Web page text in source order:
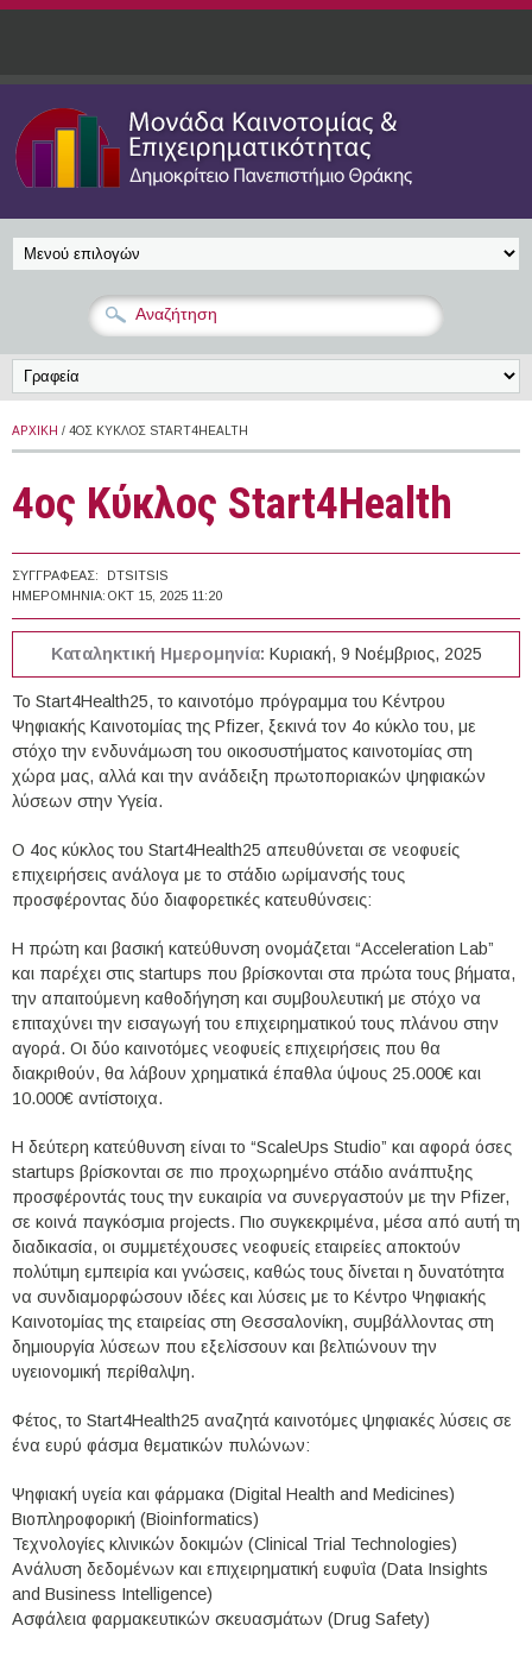
Παράκαμψη προς το κυρίως περιεχόμενο
ΑΡΧΙΚΉ / 4ΟΣ ΚΎΚΛΟΣ START4HEALTH
4ος Κύκλος Start4Health
ΣΥΓΓΡΑΦΈΑΣ:
DTSITSIS
ΗΜΕΡΟΜΗΝΊΑ: ΟΚΤ 15, 2025 11:20
Καταληκτική Ημερομηνία: Κυριακή, 9 Νοέμβριος, 2025
Το Start4Health25, το καινοτόμο πρόγραμμα του Κέντρου
Ψηφιακής Καινοτομίας της Pfizer, ξεκινά τον 4ο κύκλο του, με
στόχο την ενδυνάμωση του οικοσυστήματος καινοτομίας στη
χώρα μας, αλλά και την ανάδειξη πρωτοποριακών ψηφιακών
λύσεων στην Υγεία.
Ο 4ος κύκλος του Start4Health25 απευθύνεται σε νεοφυείς
επιχειρήσεις ανάλογα με το στάδιο ωρίμανσής τους
προσφέροντας δύο διαφορετικές κατευθύνσεις:
Η πρώτη και βασική κατεύθυνση ονομάζεται “Acceleration Lab”
και παρέχει στις startups που βρίσκονται στα πρώτα τους βήματα,
την απαιτούμενη καθοδήγηση και συμβουλευτική με στόχο να
επιταχύνει την εισαγωγή του επιχειρηματικού τους πλάνου στην
αγορά. Οι δύο καινοτόμες νεοφυείς επιχειρήσεις που θα
διακριθούν, θα λάβουν χρηματικά έπαθλα ύψους 25.000€ και
10.000€ αντίστοιχα.
Η δεύτερη κατεύθυνση είναι το “ScaleUps Studio” και αφορά όσες
startups βρίσκονται σε πιο προχωρημένο στάδιο ανάπτυξης
προσφέροντάς τους την ευκαιρία να συνεργαστούν με την Pfizer,
σε κοινά παγκόσμια projects. Πιο συγκεκριμένα, μέσα από αυτή τη
διαδικασία, οι συμμετέχουσες νεοφυείς εταιρείες αποκτούν
πολύτιμη εμπειρία και γνώσεις, καθώς τους δίνεται η δυνατότητα
να συνδιαμορφώσουν ιδέες και λύσεις με το Κέντρο Ψηφιακής
Καινοτομίας της εταιρείας στη Θεσσαλονίκη, συμβάλλοντας στη
δημιουργία λύσεων που εξελίσσουν και βελτιώνουν την
υγειονομική περίθαλψη.
Φέτος, το Start4Health25 αναζητά καινοτόμες ψηφιακές λύσεις σε
ένα ευρύ φάσμα θεματικών πυλώνων:
Ψηφιακή υγεία και φάρμακα (Digital Health and Medicines)
Βιοπληροφορική (Bioinformatics)
Τεχνολογίες κλινικών δοκιμών (Clinical Trial Technologies)
Ανάλυση δεδομένων και επιχειρηματική ευφυΐα (Data Insights
and Business Intelligence)
Ασφάλεια φαρμακευτικών σκευασμάτων (Drug Safety)